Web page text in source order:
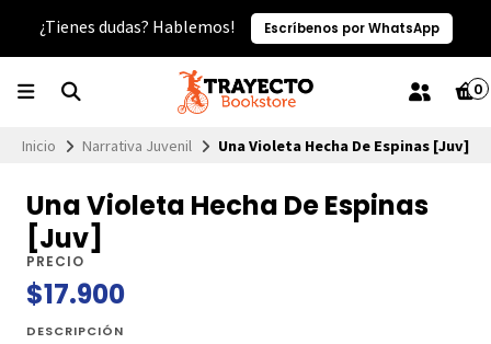
¿Tienes dudas? Hablemos! Escríbenos por WhatsApp
0
Inicio Narrativa Juvenil Una Violeta Hecha De Espinas [Juv]
Una Violeta Hecha De Espinas
[Juv]
PRECIO
$17.900
DESCRIPCIÓN